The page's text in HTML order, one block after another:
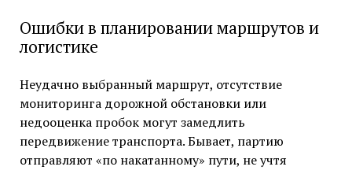
Ошибки в планировании маршрутов и
логистике
Неудачно выбранный маршрут, отсутствие
мониторинга дорожной обстановки или
недооценка пробок могут замедлить
передвижение транспорта. Бывает, партию
отправляют «по накатанному» пути, не учтя